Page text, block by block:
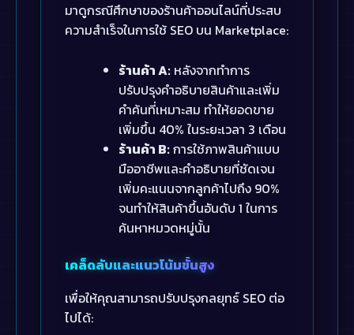
มาดูกรณีศึกษาของร้านค้าออนไลน์ที่ประสบ
ความสำเร็จในการใช้ SEO บน Marketplace:
ร้านค้า A: หลังจากทำการ
ปรับปรุงคำอธิบายสินค้าและเพิ่ม
คำค้นที่เหมาะสม ทำให้ยอดขาย
เพิ่มขึ้น 40% ในระยะเวลา 3 เดือน
ร้านค้า B:การใช้ภาพสินค้าแบบ
มืออาชีพและคำอธิบายที่ชัดเจน
เพิ่มคะแนนจากลูกค้าไปถึง 90%
จนทำให้สินค้าขึ้นอันดับ 1 ในการ
ค้นหาหมวดหมู่นั้น
เคล็ดลับและแนวโน้มขั้นสูง
เพื่อให้คุณสามารถปรับปรุงกลยุทธ์ SEO ต่อ
ไปได้: